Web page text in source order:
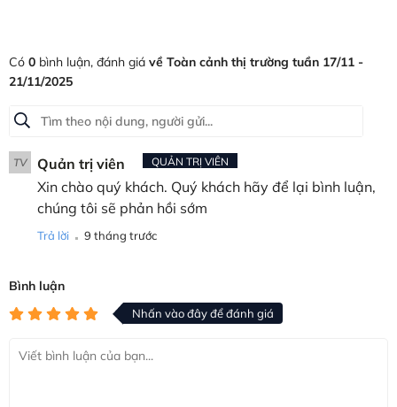
Có 0 bình luận, đánh giá về Toàn cảnh thị trường tuần 17/11 -
21/11/2025
TV Quản trị viên QUẢN TRỊ VIÊN
Xin chào quý khách. Quý khách hãy để lại bình luận,
chúng tôi sẽ phản hồi sớm
Trả lời . 9 tháng trước
Bình luận
Nhấn vào đây để đánh giá